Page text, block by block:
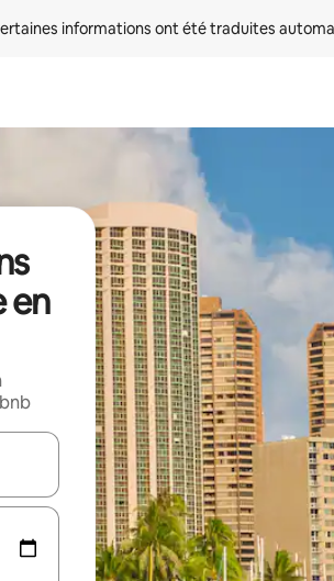
informations ont été traduites
en
vers le haut et vers le bas pour les